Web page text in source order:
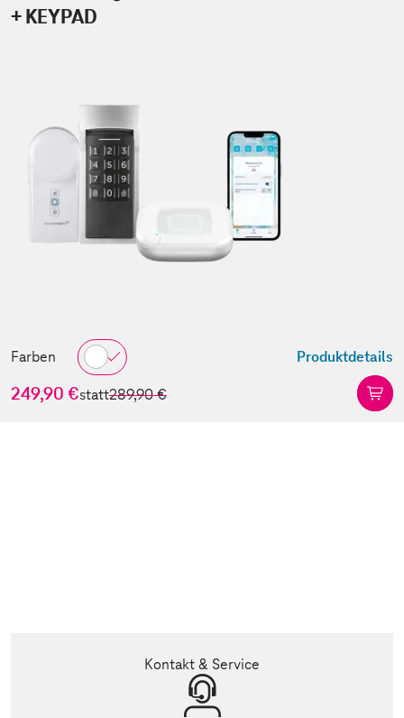
+ KEYPAD
Farben Produktdetails
249,90 €statt289,90 €
Kontakt & Service